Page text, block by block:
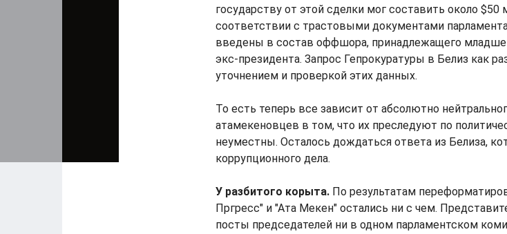
государству от этой сделки мог составить около $50
соответствии с трастовыми документами
введены в состав оффшора, принадлежащего
экс-президента. Запрос Гепрокуратуры в Белиз как
уточнением и проверкой этих данных.
То есть теперь все зависит от абсолютно
атамекеновцев в том, что их преследуют по
неуместны. Осталось дождаться ответа из Белиза,
коррупционного дела.
У разбитого корыта. По результатам
Пргресс" и "Ата Мекен" остались ни с чем.
посты председателей ни в одном парламентском